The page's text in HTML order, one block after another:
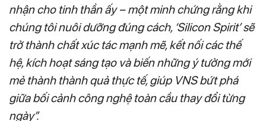
nhận cho tinh thần ấy – một minh chứng rằng khi
chúng tôi nuôi dưỡng đúng cách, ‘Silicon Spirit’ sẽ
trở thành chất xúc tác mạnh mẽ, kết nối các thế
hệ, kích hoạt sáng tạo và biến những ý tưởng mới
mẻ thành thành quả thực tế, giúp VNS bứt phá
giữa bối cảnh công nghệ toàn cầu thay đổi từng
ngày”.